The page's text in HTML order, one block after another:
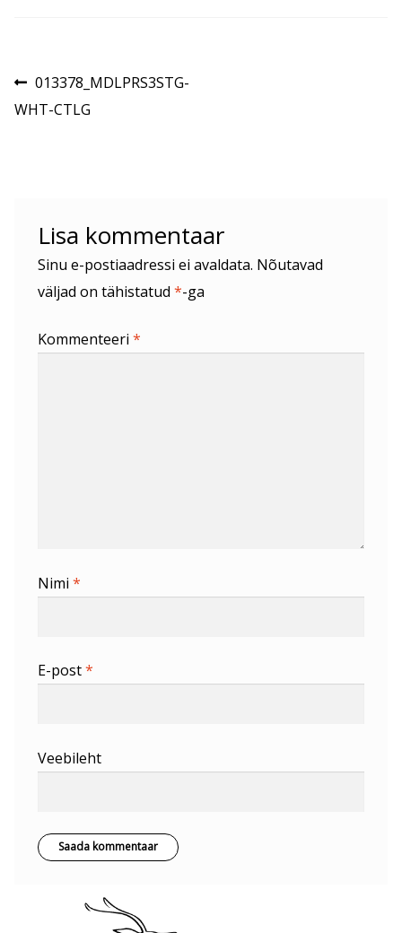
Navigeerimine
Eelmine
postitus:
013378_MDLPRS3STG-
WHT-CTLG
Lisa kommentaar
Sinu e-postiaadressi ei avaldata. Nõutavad
väljad on tähistatud *-ga
Kommenteeri *
Nimi *
E-post*
Veebileht